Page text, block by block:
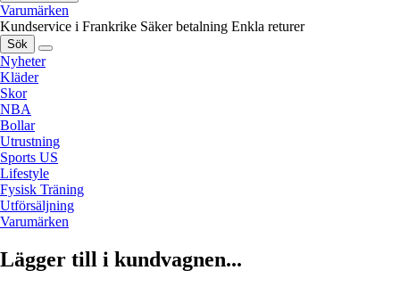
Varumärken
Kundservice i Frankrike Säker betalning Enkla returer
Sök
Nyheter
Kläder
Skor
NBA
Bollar
Utrustning
Sports US
Lifestyle
Fysisk Träning
Utförsäljning
Varumärken
Lägger till i kundvagnen...